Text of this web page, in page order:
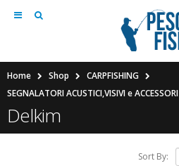
Home Shop
CARPFISHING
SEGNALATORI ACUSTICI,VISIVI e ACCESSORI
Delkim
Sort By: